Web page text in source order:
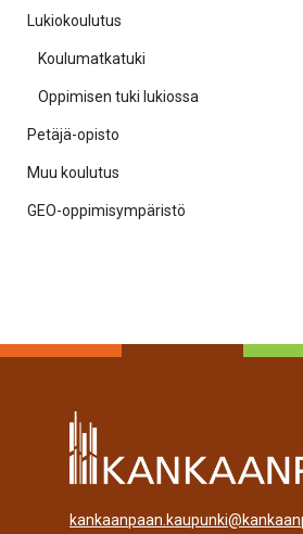
Lukiokoulutus
Koulumatkatuki
Oppimisen tuki lukiossa
Petäjä-opisto
Muu koulutus
GEO-oppimisympäristö